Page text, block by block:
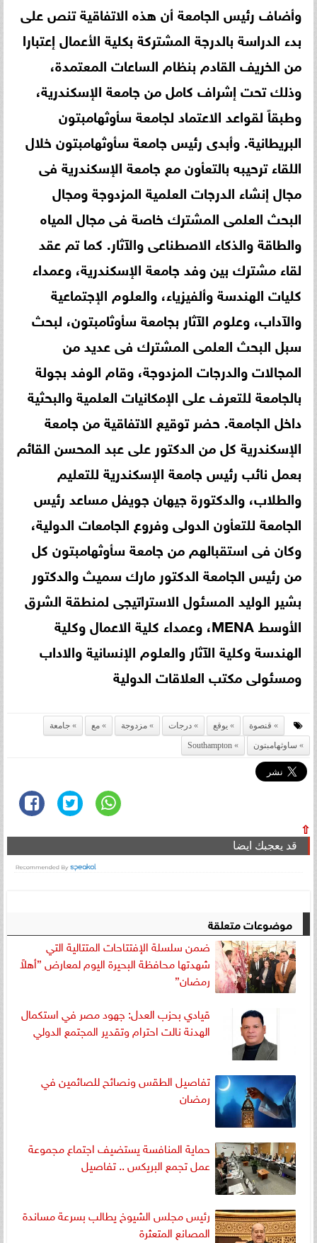
وأضاف رئيس الجامعة أن هذه الاتفاقية تنص على
بدء الدراسة بالدرجة المشتركة بكلية الأعمال إعتبارا
من الخريف القادم بنظام الساعات المعتمدة،
وذلك تحت إشراف كامل من جامعة الإسكندرية،
وطبقاً لقواعد الاعتماد لجامعة سأوثهامبتون
البريطانية. وأبدى رئيس جامعة سأوثهامبتون خلال
اللقاء ترحيبه بالتعأون مع جامعة الإسكندرية فى
مجال إنشاء الدرجات العلمية المزدوجة ومجال
البحث العلمى المشترك خاصة فى مجال المياه
والطاقة والذكاء الاصطناعى والآثار. كما تم عقد
لقاء مشترك بين وفد جامعة الإسكندرية، وعمداء
كليات الهندسة وألفيزياء، والعلوم الإجتماعية
والآداب، وعلوم الآثار بجامعة سأوثامبتون، لبحث
سبل البحث العلمى المشترك فى عديد من
المجالات والدرجات المزدوجة، وقام الوفد بجولة
بالجامعة للتعرف على الإمكانيات العلمية والبحثية
داخل الجامعة. حضر توقيع الاتفاقية من جامعة
الإسكندرية كل من الدكتور على عبد المحسن القائم
بعمل نائب رئيس جامعة الإسكندرية للتعليم
والطلاب، والدكتورة جيهان جويفل مساعد رئيس
الجامعة للتعأون الدولى وفروع الجامعات الدولية،
وكان فى استقبالهم من جامعة سأوثهامبتون كل
من رئيس الجامعة الدكتور مارك سميث والدكتور
بشير الوليد المسئول الاستراتيجى لمنطقة الشرق
الأوسط MENA، وعمداء كلية الاعمال وكلية
الهندسة وكلية الآثار والعلوم الإنسانية والاداب
ومسئولى مكتب العلاقات الدولية
قنصوة يوقع درجات مزدوجة مع
جامعة
ساوثهامبتون
Southampton
⇧
قد يعجبك ايضا
موضوعات متعلقة
ضمن سلسلة الإفتتاحات المتتالية التي
شهدتها محافظة البحيرة اليوم لمعارض ”أهلاً
رمضان”
قيادي بحزب العدل: جهود مصر في استكمال
الهدنة نالت احترام وتقدير المجتمع الدولي
تفاصيل الطقس ونصائح للصائمين في
رمضان
حماية المنافسة يستضيف اجتماع مجموعة
عمل تجمع البريكس .. تفاصيل
رئيس مجلس الشيوخ يطالب بسرعة مساندة
المصانع المتعثرة